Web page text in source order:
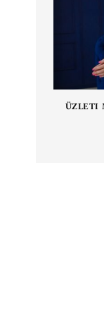
ÜZLETI